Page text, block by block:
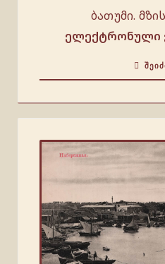
ბათუმი.
ელექტრონული